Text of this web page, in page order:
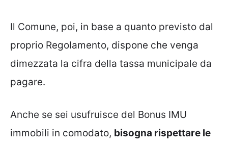
Il Comune, poi, in base a quanto previsto dal
proprio Regolamento, dispone che venga
dimezzata la cifra della tassa municipale da
pagare.
Anche se sei usufruisce del Bonus IMU
immobili in comodato, bisogna rispettare le